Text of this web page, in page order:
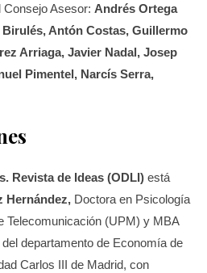
Consejo Asesor: Andrés Ortega
Antón Costas, Guillermo
Arriaga, Javier Nadal, Josep
Pimentel, Narcís Serra,
Revista de Ideas (ODLI) está
Hernández, Doctora en Psicología
Telecomunicación (UPM) y MBA
departamento de Economía de
Carlos III de Madrid, con